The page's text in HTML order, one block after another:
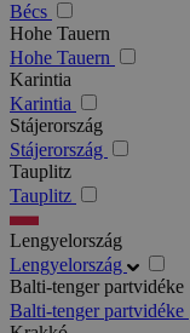
Bécs
Hohe Tauern
Hohe Tauern
Karintia
Karintia
Stájerország
Stájerország
Tauplitz
Tauplitz
Lengyelország
Lengyelország
Balti-tenger partvidéke
Balti-tenger partvidéke